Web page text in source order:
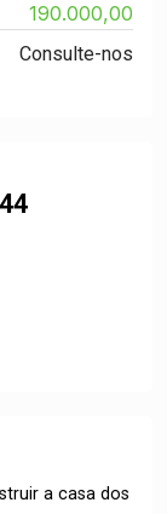
190.000,00
Consulte-nos
a casa dos